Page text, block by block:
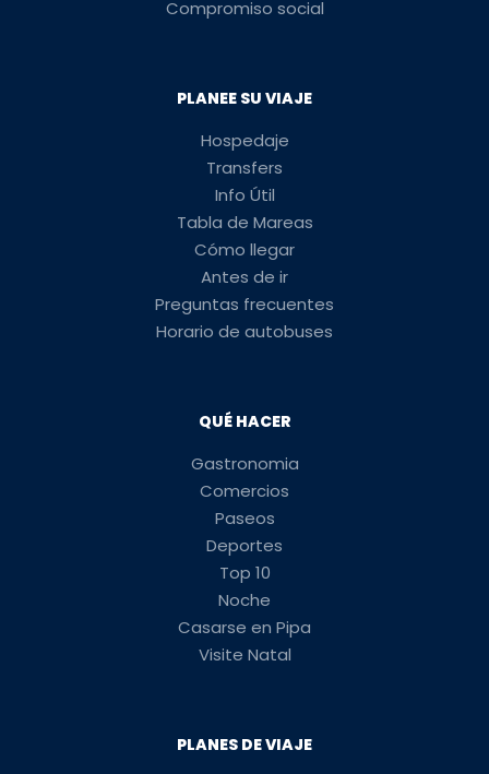
Compromiso social
PLANEE SU VIAJE
Hospedaje
Transfers
Info Útil
Tabla de Mareas
Cómo llegar
Antes de ir
Preguntas frecuentes
Horario de autobuses
QUÉ HACER
Gastronomia
Comercios
Paseos
Deportes
Top 10
Noche
Casarse en Pipa
Visite Natal
PLANES DE VIAJE